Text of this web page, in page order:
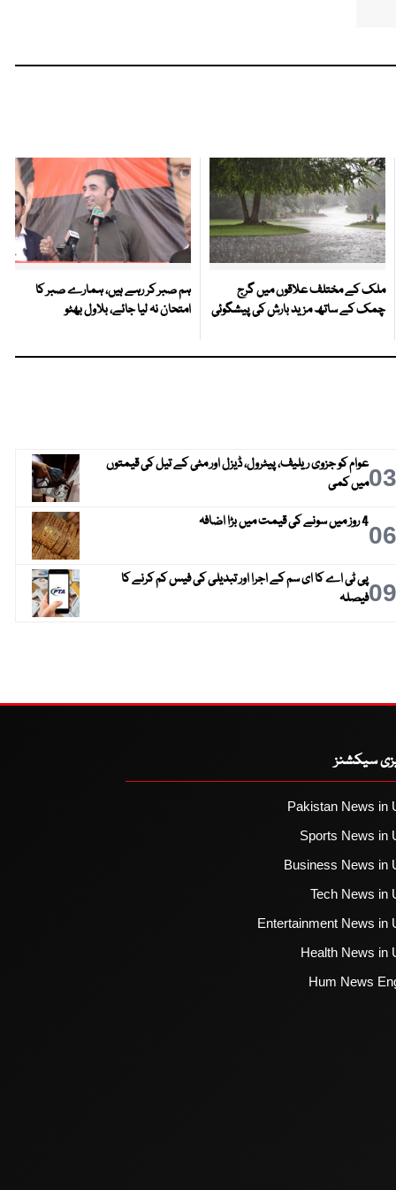
ملک کے مختلف علاقوں میں گرج
چمک کے ساتھ مزید بارش کی پیشگوئی
ہم صبر کر رہے ہیں، ہمارے صبر کا
امتحان نہ لیا جائے، بلاول بھٹو
03عوام کو جزوی ریلیف، پیٹرول، ڈیزل اور مٹی کے تیل کی قیمتوں
میں کمی
064 روز میں سونے کی قیمت میں بڑا اضافہ
09پی ٹی اے کا ای سم کے اجرا اور تبدیلی کی فیس کم کرنے کا
فیصلہ
سیکشنز
Pakistan News in
Sports News in
Business News in
Tech News in
Entertainment News in
Health News in
Hum News